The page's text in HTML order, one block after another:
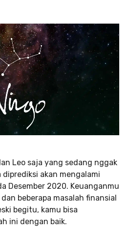
Leo saja yang sedang nggak
akan mengalami
Desember 2020. Keuanganmu
beberapa masalah finansial
begitu, kamu bisa
ini dengan baik.